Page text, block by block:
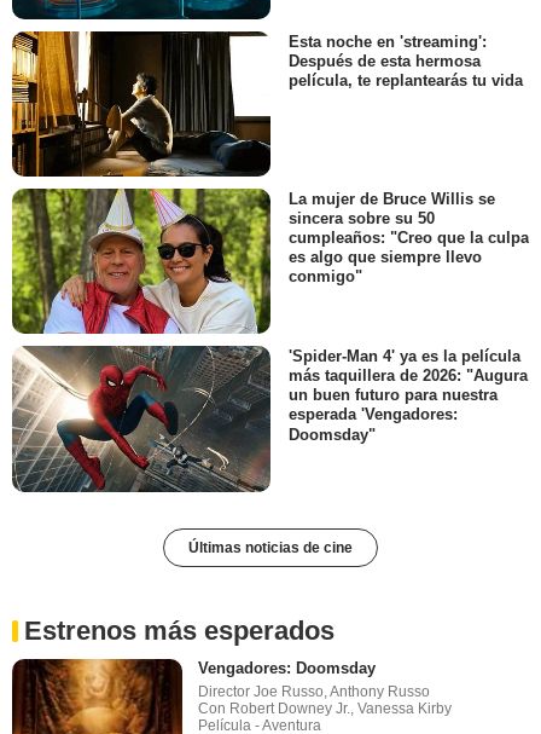
Esta noche en 'streaming':
Después de esta hermosa
película, te replantearás tu vida
La mujer de Bruce Willis se
sincera sobre su 50
cumpleaños: "Creo que la culpa
es algo que siempre llevo
conmigo"
'Spider-Man 4' ya es la película
más taquillera de 2026: "Augura
un buen futuro para nuestra
esperada 'Vengadores:
Doomsday"
Últimas noticias de cine
Estrenos más esperados
Vengadores: Doomsday
Director Joe Russo, Anthony Russo
Con Robert Downey Jr., Vanessa Kirby
Película - Aventura